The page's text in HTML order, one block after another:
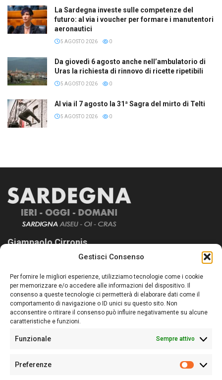
Gestisci Consenso
Per fornire le migliori esperienze, utilizziamo tecnologie come i cookie
per memorizzare e/o accedere alle informazioni del dispositivo. Il
consenso a queste tecnologie ci permetterà di elaborare dati come il
comportamento di navigazione o ID unici su questo sito. Non
acconsentire o ritirare il consenso può influire negativamente su alcune
caratteristiche e funzioni.
Funzionale Sempre attivo
Preferenze
La Sardegna investe sulle competenze del
futuro: al via i voucher per formare i manutentori
aeronautici
5 AGOSTO 2026 0
Da giovedì 6 agosto anche nell’ambulatorio di
Uras la richiesta di rinnovo di ricette ripetibili
5 AGOSTO 2026 0
Al via il 7 agosto la 31ª Sagra del mirto di Telti
5 AGOSTO 2026 0
Giampaolo Cirronis
Sardegna Ieri-Oggi-Domani nasce per informare “liberamente” i
lettori su quanto accade in Sardegna, con un occhio rivolto al
nostro passato e, soprattutto, al nostro futuro
Follow Us
Sede:Via Cristoforo Colombo 09013 Carbonia